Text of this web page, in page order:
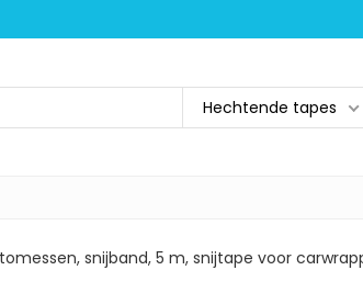
Hechtende tapes
snijband, 5 m, snijtape voor